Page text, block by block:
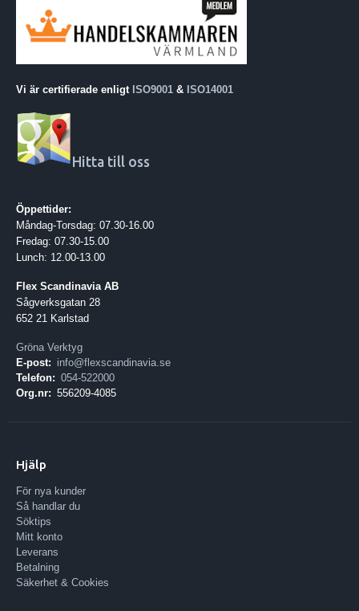
Vi är certifierade enligt ISO9001 & ISO14001
Hitta till oss
Öppettider:
Måndag-Torsdag: 07.30-16.00
Fredag: 07.30-15.00
Lunch: 12.00-13.00
Flex Scandinavia AB
Sågverksgatan 28
652 21 Karlstad
Gröna Verktyg
E-post: info@flexscandinavia.se
Telefon: 054-522000
Org.nr: 556209-4085
Hjälp
För nya kunder
Så handlar du
Söktips
Mitt konto
Leverans
Betalning
Säkerhet & Cookies